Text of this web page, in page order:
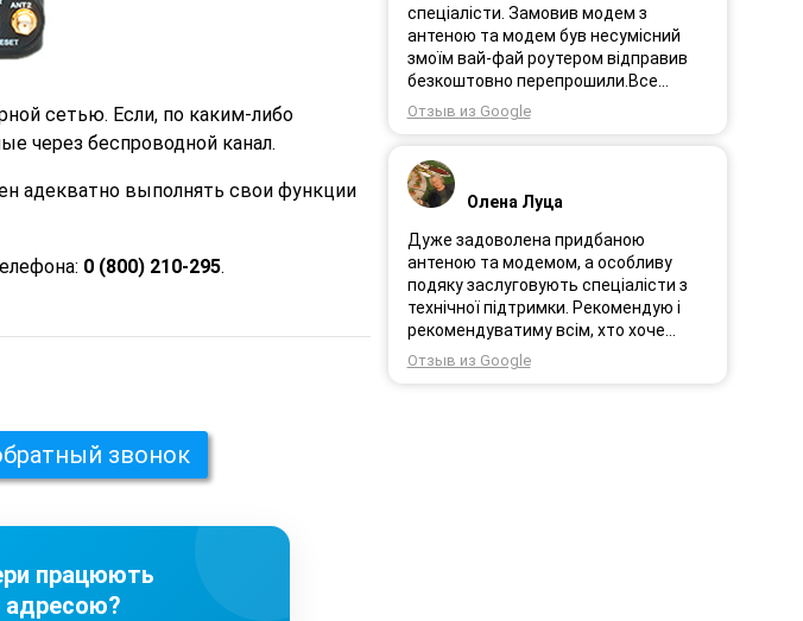
сетью. Если, по каким-либо
через беспроводной канал.
адекватно выполнять свои функции
0 (800) 210-295.
спеціалісти. Замовив модем з
антеною та модем був несумісний
змоїм вай-фай роутером відправив
безкоштовно перепрошили.Все
працює.
Отзыв из Google
Олена Луца
Дуже задоволена придбаною
антеною та модемом, а особливу
подяку заслуговують спеціалісти з
технічної підтримки. Рекомендую і
рекомендуватиму всім, хто хоче
користуватись безпровідним
Отзыв из Google
звонок
працюють